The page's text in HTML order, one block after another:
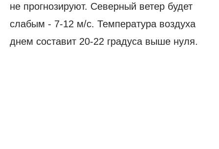
не прогнозируют. Северный ветер будет
слабым - 7-12 м/с. Температура воздуха
днем составит 20-22 градуса выше нуля.